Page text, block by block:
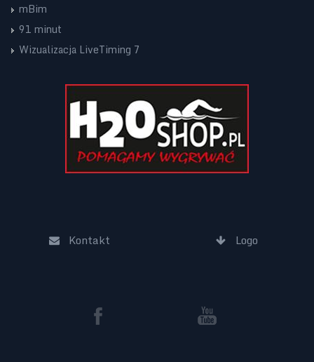
mBim
91 minut
Wizualizacja LiveTiming 7
Kontakt Logo